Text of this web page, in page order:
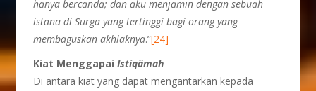
hanya bercanda; dan aku menjamin dengan sebuah
istana di Surga yang tertinggi bagi orang yang
membaguskan akhlaknya.”[24]
Kiat MenggapaiIstiqâmah
Di antara kiat yang dapat mengantarkan kepada